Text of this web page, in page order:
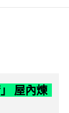
屋內煉